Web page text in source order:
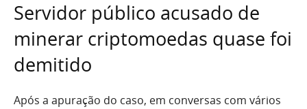
Servidor público acusado de
minerar criptomoedas quase foi
demitido
Após a apuração do caso, em conversas com vários